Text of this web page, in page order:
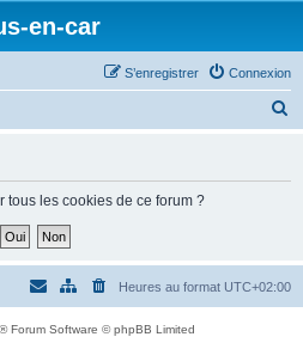
en-car
Connexion
S’enregistrer
h
tous les cookies de ce forum ?
Heures au format UTC+02:00
® Forum Software © phpBB Limited